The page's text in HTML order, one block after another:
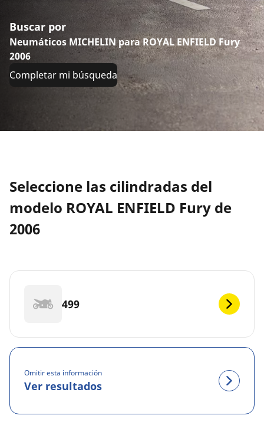
Buscar por
Neumáticos MICHELIN para ROYAL ENFIELD Fury
2006
Completar mi búsqueda
Seleccione las cilindradas del
modelo ROYAL ENFIELD Fury de
2006
499
Omitir esta información
Ver resultados